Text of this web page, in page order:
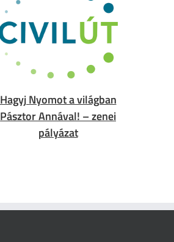
Hagyj Nyomot a világban
Pásztor Annával! – zenei
pályázat